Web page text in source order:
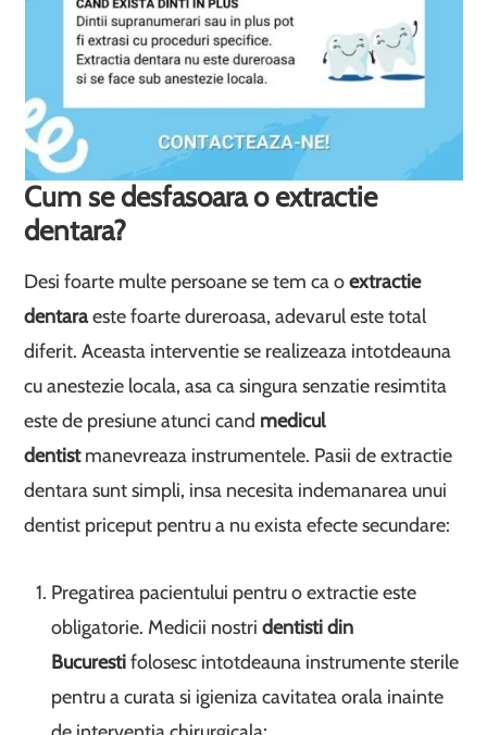
Cum se desfasoara o extractie
dentara?
Desi foarte multe persoane se tem ca oextractie
dentaraeste foarte dureroasa, adevarul este total
diferit. Aceasta interventie se realizeaza intotdeauna
cu anestezie locala, asa ca singura senzatie resimtita
este de presiune atunci cand medicul
dentistmanevreaza instrumentele. Pasii de extractie
dentara sunt simpli, insa necesita indemanarea unui
dentist priceput pentru a nu exista efecte secundare:
Pregatirea pacientului pentru o extractie este
obligatorie. Medicii nostridentisti din
Bucurestifolosesc intotdeauna instrumente sterile
pentru a curata si igieniza cavitatea orala inainte